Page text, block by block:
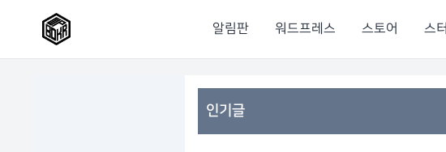
알림판 워드프레스 스토어 스
인기글